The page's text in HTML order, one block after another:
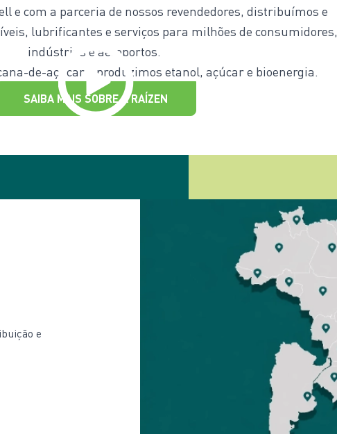
e com a parceria de nossos revendedores, distribuímos e
lubrificantes e serviços para milhões de consumidores,
indústrias e aeroportos.
de-açúcar e produzimos etanol, açúcar e bioenergia.
SAIBA MAIS SOBRE A RAÍZEN
e